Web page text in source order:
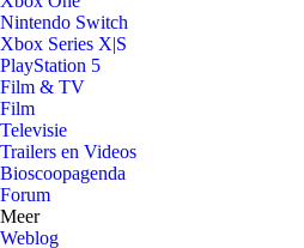
Nintendo Switch
Xbox Series X|S
PlayStation 5
Film & TV
Film
Televisie
Trailers en Videos
Bioscoopagenda
Forum
Meer
Weblog